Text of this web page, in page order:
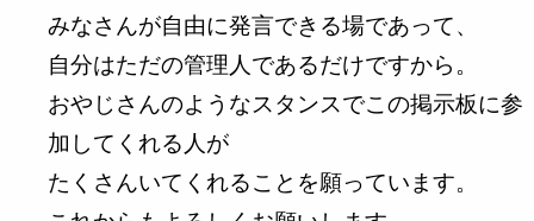
みなさんが自由に発言できる場であって、
自分はただの管理人であるだけですから。
おやじさんのようなスタンスでこの掲示板に参
加してくれる人が
たくさんいてくれることを願っています。